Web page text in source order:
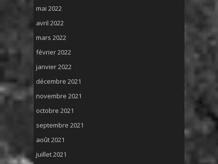
mai 2022
avril 2022
mars 2022
février 2022
janvier 2022
décembre 2021
novembre 2021
octobre 2021
septembre 2021
août 2021
juillet 2021